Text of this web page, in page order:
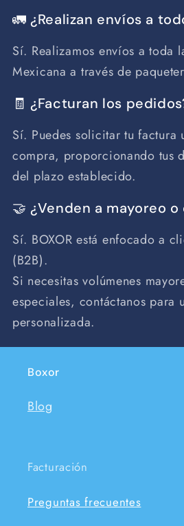
🚛 ¿Realizan envíos a
Sí. Realizamos envíos a toda
Mexicana a través de
🧾 ¿Facturan los
Sí. Puedes solicitar tu factura
compra, proporcionando tus
del plazo establecido.
🤝 ¿Venden a mayoreo o
Sí. BOXOR está enfocado a
(B2B).
Si necesitas volúmenes
especiales, contáctanos para
personalizada.
Boxor
Blog
Facturación
Preguntas frecuentes